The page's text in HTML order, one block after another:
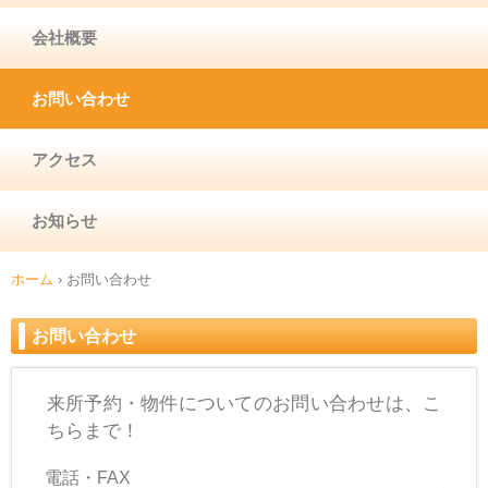
会社概要
お問い合わせ
アクセス
お知らせ
ホーム › お問い合わせ
お問い合わせ
来所予約・物件についてのお問い合わせは、こ
ちらまで！
電話・FAX